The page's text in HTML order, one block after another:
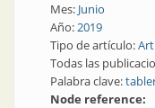
Mes: Junio
Año:2019
Tipo de artículo:
Todas las
Palabra clave:
Node reference: